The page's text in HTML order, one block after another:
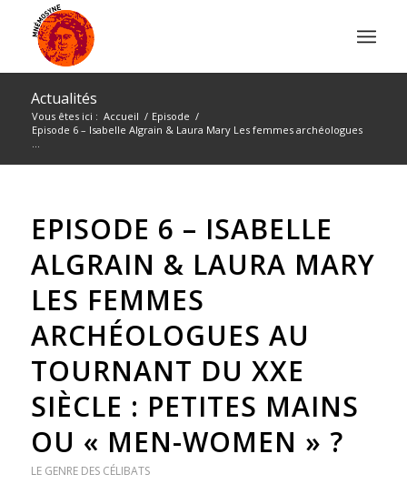
Actualités
Vous êtes ici : Accueil / Episode /
Episode 6 – Isabelle Algrain & Laura Mary Les femmes archéologues
...
EPISODE 6 – ISABELLE
ALGRAIN & LAURA MARY
LES FEMMES
ARCHÉOLOGUES AU
TOURNANT DU XXE
SIÈCLE : PETITES MAINS
OU « MEN-WOMEN » ?
LE GENRE DES CÉLIBATS